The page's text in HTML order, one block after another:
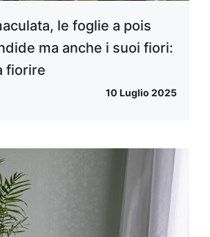
le foglie a pois
ma anche i suoi fiori:
fiorire
10 Luglio 2025